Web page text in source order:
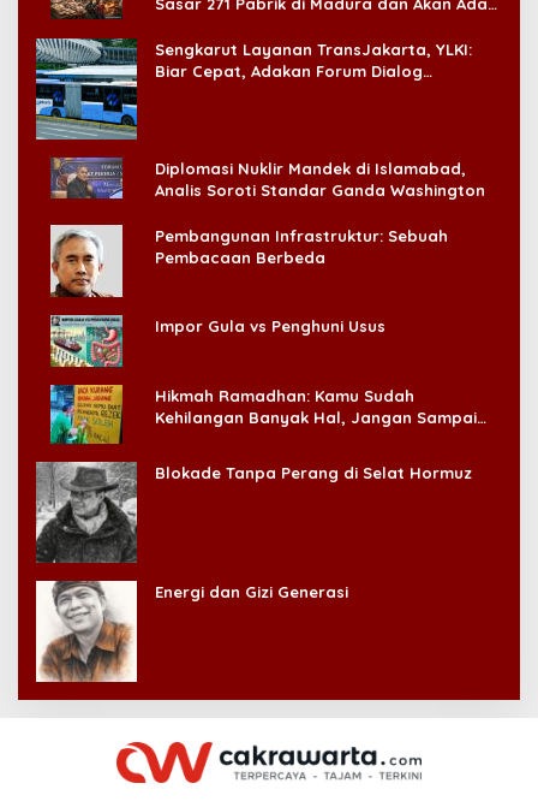
Sasar 271 Pabrik di Madura dan Akan Ada
Sengkarut Layanan TransJakarta, YLKI:
Biar Cepat, Adakan Forum Dialog
Diplomasi Nuklir Mandek di Islamabad,
Analis Soroti Standar Ganda Washington
Pembangunan Infrastruktur: Sebuah
Pembacaan Berbeda
Impor Gula vs Penghuni Usus
Hikmah Ramadhan: Kamu Sudah
Kehilangan Banyak Hal, Jangan Sampai
Blokade Tanpa Perang di Selat Hormuz
Energi dan Gizi Generasi